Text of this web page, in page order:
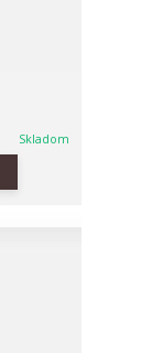
Skladom